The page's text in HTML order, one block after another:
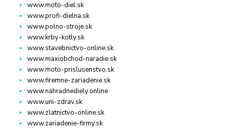
www.moto-diel.sk
www.profi-dielna.sk
www.polno-stroje.sk
www.krby-kotly.sk
www.stavebnictvo-online.sk
www.maxiobchod-naradie.sk
www.moto-prislusenstvo.sk
www.firemne-zariadenie.sk
www.nahradnediely.online
www.uni-zdrav.sk
www.zlatnictvo-online.sk
www.zariadenie-firmy.sk